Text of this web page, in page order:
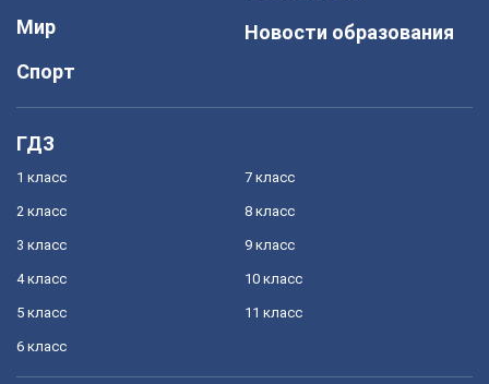
Мир
Спорт
Новости образования
ГДЗ
1 класс
2 класс
3 класс
4 класс
5 класс
6 класс
7 класс
8 класс
9 класс
10 класс
11 класс